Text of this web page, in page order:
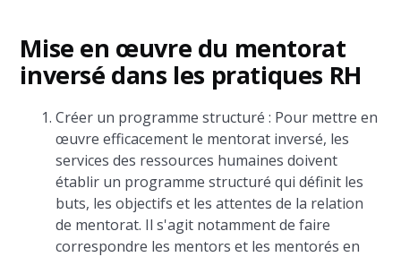
Mise en œuvre du mentorat
inversé dans les pratiques RH
Créer un programme structuré : Pour mettre en
œuvre efficacement le mentorat inversé, les
services des ressources humaines doivent
établir un programme structuré qui définit les
buts, les objectifs et les attentes de la relation
de mentorat. Il s'agit notamment de faire
correspondre les mentors et les mentorés en